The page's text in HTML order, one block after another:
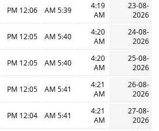
23-08-
2026
4:19
AM
5:39 AM
12:06 PM
24-08-
2026
4:20
AM
5:40 AM
12:05 PM
25-08-
2026
4:20
AM
5:40 AM
12:05 PM
26-08-
2026
4:21
AM
5:41 AM
12:05 PM
27-08-
2026
4:21
AM
5:41 AM
12:04 PM